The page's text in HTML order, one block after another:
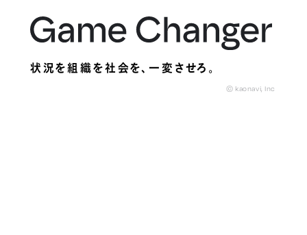
状況を組織を社会を、一変させろ。
© kaonavi, Inc